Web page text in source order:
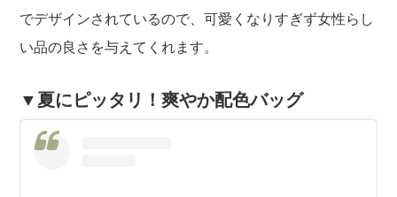
でデザインされているので、可愛くなりすぎず女性らし
い品の良さを与えてくれます。
▼夏にピッタリ！爽やか配色バッグ